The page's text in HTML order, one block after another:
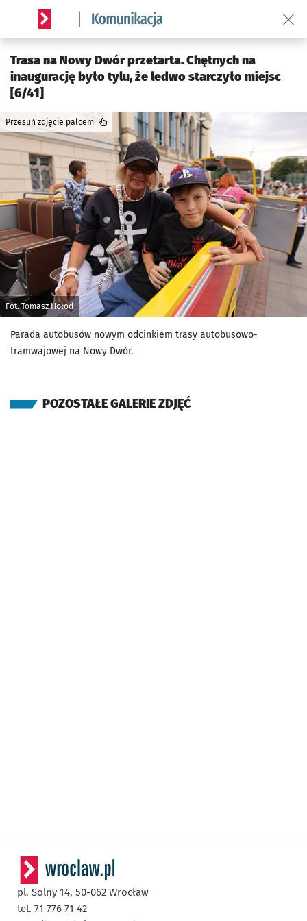
Serwis informacyjny wroclaw.pl podserwis: Komunikacja
Trasa na Nowy Dwór przetarta. Chętnych na
inaugurację było tylu, że ledwo starczyło miejsc
[6/41]
Fot. Tomasz Hołod
Przesuń zdjęcie palcem
Parada autobusów nowym odcinkiem trasy autobusowo-
tramwajowej na Nowy Dwór.
POZOSTAŁE GALERIE ZDJĘĆ
pl. Solny 14, 50-062 Wrocław
tel. 71 776 71 42